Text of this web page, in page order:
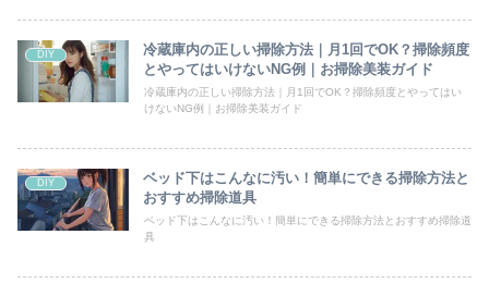
DIY
冷蔵庫内の正しい掃除方法｜月1回でOK？掃除頻度
とやってはいけないNG例｜お掃除美装ガイド
冷蔵庫内の正しい掃除方法｜月1回でOK？掃除頻度とやってはい
けないNG例｜お掃除美装ガイド
DIY
ベッド下はこんなに汚い！簡単にできる掃除方法と
おすすめ掃除道具
ベッド下はこんなに汚い！簡単にできる掃除方法とおすすめ掃除道
具